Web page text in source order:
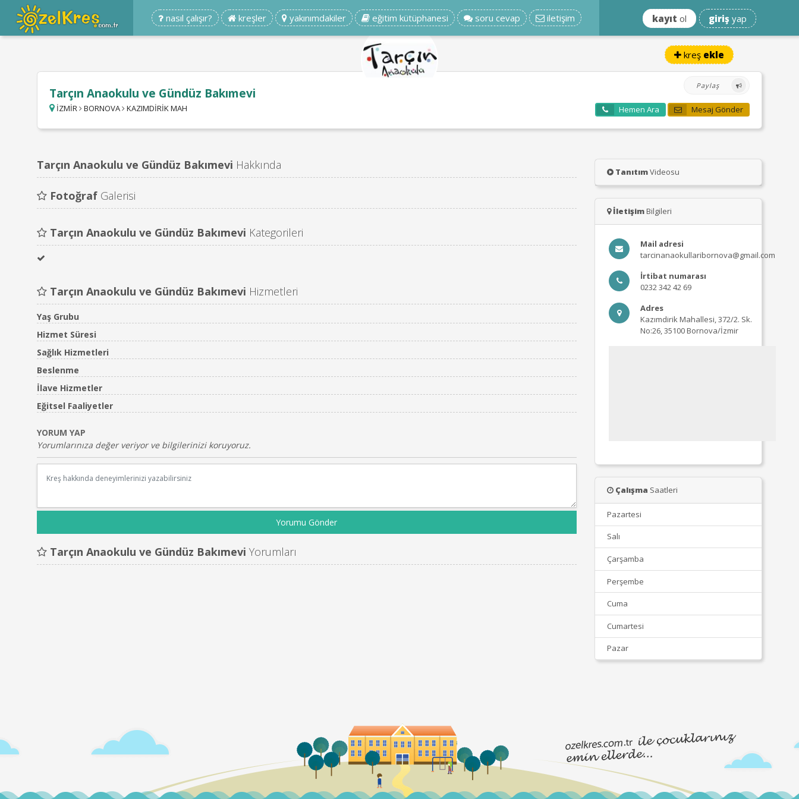
nasıl çalışır? kreşler yakınımdakiler eğitim kütüphanesi soru cevap iletişim kayıt ol giriş yap
kreş ekle
Tarçın Anaokulu ve Gündüz Bakımevi
İZMİR BORNOVA KAZIMDİRİK MAH
Paylaş
Hemen Ara Mesaj Gönder
Tarçın Anaokulu ve Gündüz Bakımevi Hakkında
Fotoğraf Galerisi
Tarçın Anaokulu ve Gündüz Bakımevi Kategorileri
Tarçın Anaokulu ve Gündüz Bakımevi Hizmetleri
Yaş Grubu
Hizmet Süresi
Sağlık Hizmetleri
Beslenme
İlave Hizmetler
Eğitsel Faaliyetler
YORUM YAP
Yorumlarınıza değer veriyor ve bilgilerinizi koruyoruz.
Yorumu Gönder
Tarçın Anaokulu ve Gündüz Bakımevi Yorumları
TanıtımVideosu
İletişimBilgileri
Mail adresi
tarcinanaokullaribornova@gmail.com
İrtibat numarası
0232 342 42 69
Adres
Kazımdirik Mahallesi, 372/2. Sk.
No:26, 35100 Bornova/İzmir
Çalışma Saatleri
Pazartesi
Salı
Çarşamba
Perşembe
Cuma
Cumartesi
Pazar